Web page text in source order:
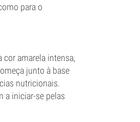
para o
amarela intensa,
junto à base
nutricionais.
a iniciar-se pelas